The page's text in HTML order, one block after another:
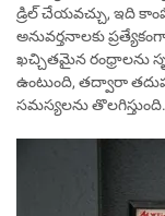
డ్రిల్ చేయవచ్చు, ఇది
అనువర్తనాలకు
ఖచ్చితమైన రంధ్రాలను
ఉంటుంది, తద్వారా
సమస్యలను తొలగిస్తుంది.